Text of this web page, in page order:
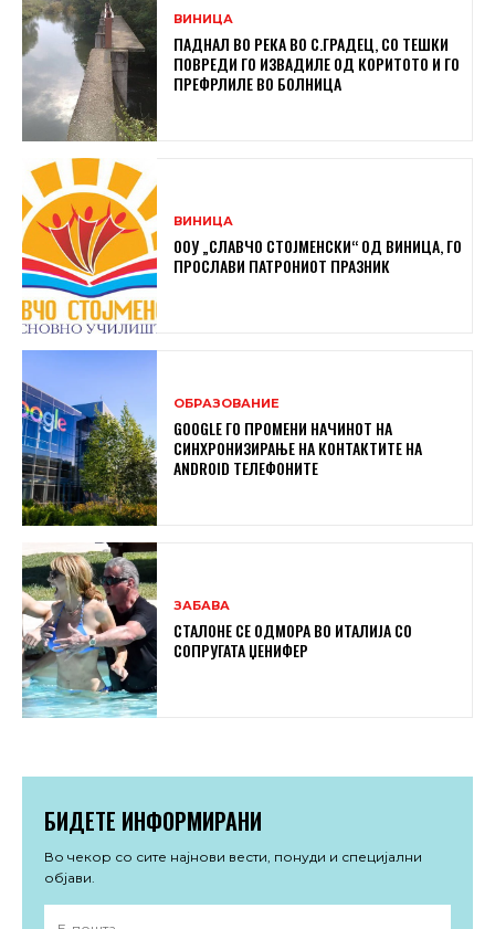
ВИНИЦА
ПАДНАЛ ВО РЕКА ВО С.ГРАДЕЦ, СО ТЕШКИ
ПОВРЕДИ ГО ИЗВАДИЛЕ ОД КОРИТОТО И ГО
ПРЕФРЛИЛЕ ВО БОЛНИЦА
ВИНИЦА
ООУ „СЛАВЧО СТОЈМЕНСКИ“ ОД ВИНИЦА, ГО
ПРОСЛАВИ ПАТРОНИОТ ПРАЗНИК
ОБРАЗОВАНИЕ
GOOGLE ГО ПРОМЕНИ НАЧИНОТ НА
СИНХРОНИЗИРАЊЕ НА КОНТАКТИТЕ НА
ANDROID ТЕЛЕФОНИТЕ
ЗАБАВА
СТАЛОНЕ СЕ ОДМОРА ВО ИТАЛИЈА СО
СОПРУГАТА ЏЕНИФЕР
БИДЕТЕ ИНФОРМИРАНИ
Во чекор со сите најнови вести, понуди и специјални
објави.